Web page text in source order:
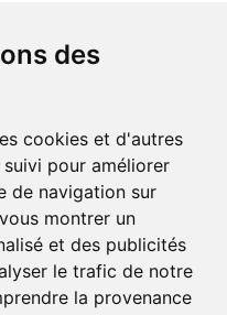
des
cookies et d'autres
pour améliorer
de navigation sur
montrer un
et des publicités
le trafic de notre
la provenance
DE LIVRAISON